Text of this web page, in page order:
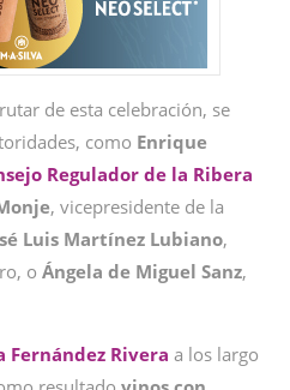
de esta celebración, se
como Enrique
Regulador de la Ribera
, vicepresidente de la
Luis Martínez Lubiano,
o Ángela de Miguel Sanz,
Fernández Rivera a los largo